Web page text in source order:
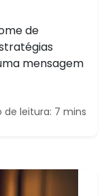
de
mensagem
de leitura: 7 mins